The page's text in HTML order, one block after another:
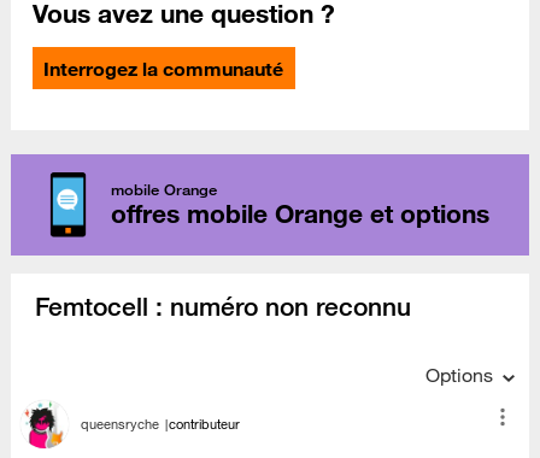
Vous avez une question ?
Interrogez la communauté
mobile Orange
offres mobile Orange et options
Femtocell : numéro non reconnu
Options
queensryche contributeur